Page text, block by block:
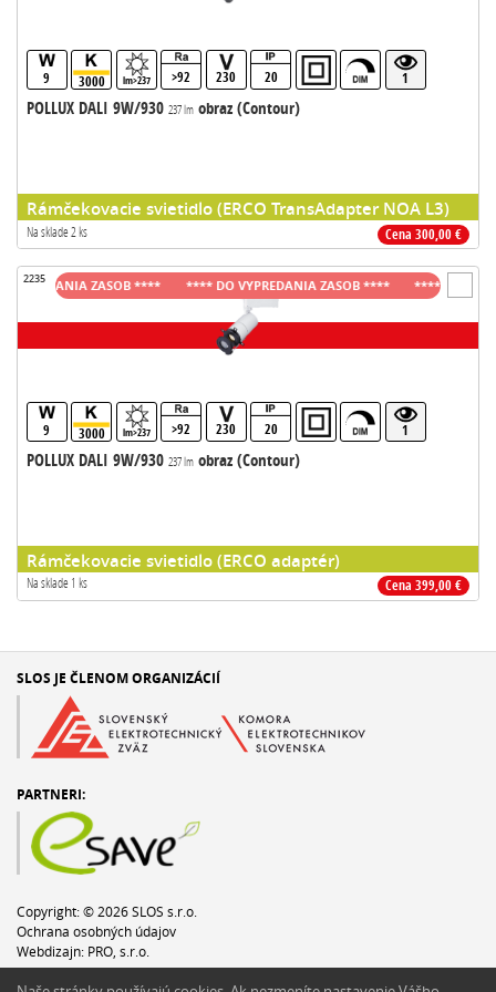
9 3000 lm>237 >92 230 20 1
POLLUX DALI 9W/930 237 lmobraz (Contour)
Rámčekovacie svietidlo (ERCO TransAdapter NOA L3)
Na sklade 2 ks Cena 300,00 €
2235
9 3000 lm>237 >92 230 20 1
POLLUX DALI 9W/930 237 lmobraz (Contour)
Rámčekovacie svietidlo (ERCO adaptér)
Na sklade 1 ks Cena 399,00 €
ZASOB **** **** DO VYPREDANIA ZASOB **** **** DO
SLOS JE ČLENOM ORGANIZÁCIÍ
PARTNERI:
Copyright: © 2026 SLOS s.r.o.
Ochrana osobných údajov
Webdizajn: PRO, s.r.o.